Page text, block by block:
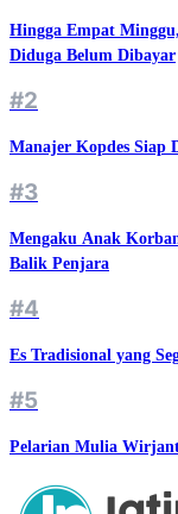
Hingga Empat
Diduga Belum Dibayar
#2
Manajer Kopdes Siap
#3
Mengaku Anak
Balik Penjara
#4
Es Tradisional yang
#5
Pelarian Mulia